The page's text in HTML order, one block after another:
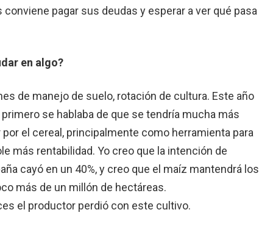
pagar sus deudas y esperar a ver qué pasa
en algo?
de manejo de suelo, rotación de cultura. Este año
se hablaba de que se tendría mucha más
el cereal, principalmente como herramienta para
más rentabilidad. Yo creo que la intención de
cayó en un 40%, y creo que el maíz mantendrá los
más de un millón de hectáreas.
el productor perdió con este cultivo.